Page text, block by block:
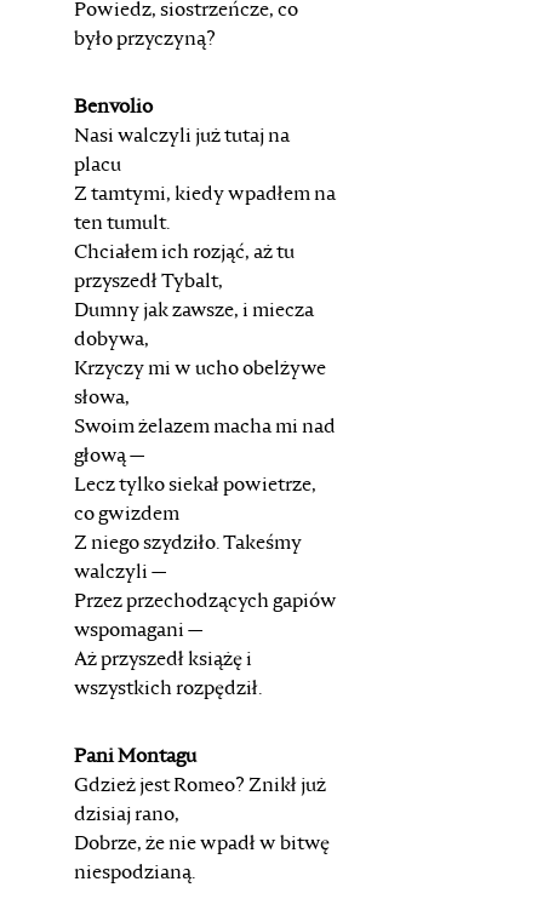
Powiedz, siostrzeńcze, co
było przyczyną?
Benvolio
Nasi walczyli już tutaj na
placu
Z tamtymi, kiedy wpadłem na
ten tumult.
Chciałem ich rozjąć, aż tu
przyszedł Tybalt,
Dumny jak zawsze, i miecza
dobywa,
Krzyczy mi w ucho obelżywe
słowa,
Swoim żelazem macha mi nad
głową —
Lecz tylko siekał powietrze,
co gwizdem
Z niego szydziło. Takeśmy
walczyli —
Przez przechodzących gapiów
wspomagani —
Aż przyszedł książę i
wszystkich rozpędził.
Pani Montagu
Gdzież jest Romeo? Znikł już
dzisiaj rano,
Dobrze, że nie wpadł w bitwę
niespodzianą.